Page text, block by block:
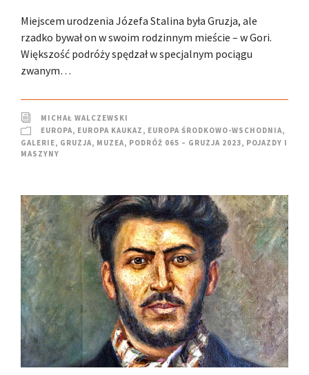
Miejscem urodzenia Józefa Stalina była Gruzja, ale
rzadko bywał on w swoim rodzinnym mieście – w Gori.
Większość podróży spędzał w specjalnym pociągu
zwanym…
MICHAŁ WALCZEWSKI
EUROPA, EUROPA KAUKAZ , EUROPA ŚRODKOWO-WSCHODNIA,
GALERIE, GRUZJA, MUZEA, PODRÓŻ 065 – GRUZJA 2023, POJAZDY I
MASZYNY